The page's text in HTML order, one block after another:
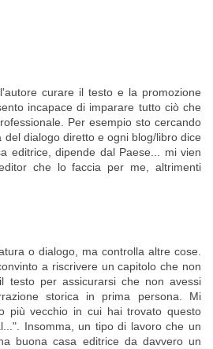
curare il testo e la promozione
incapace di imparare tutto ciò che
Per esempio sto cercando
dialogo diretto e ogni blog/libro dice
editrice, dipende dal Paese... mi vien
che lo faccia per me, altrimenti
o dialogo, ma controlla altre cose.
a riscrivere un capitolo che non
testo per assicurarsi che non avessi
storica in prima persona. Mi
più vecchio in cui hai trovato questo
Insomma, un tipo di lavoro che un
buona casa editrice da davvero un